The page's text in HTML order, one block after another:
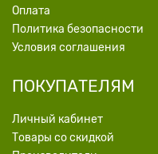
Оплата
Политика безопасности
Условия соглашения
ПОКУПАТЕЛЯМ
Личный кабинет
Товары со скидкой